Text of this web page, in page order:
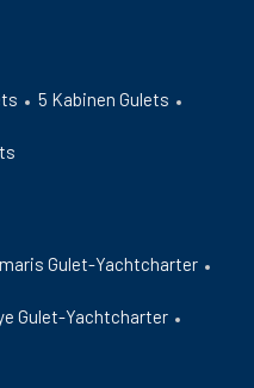
5 Kabinen Gulets
Gulet-Yachtcharter
Gulet-Yachtcharter